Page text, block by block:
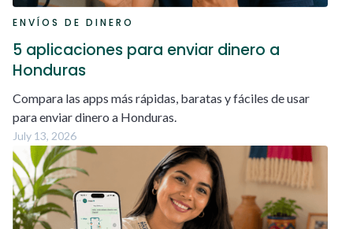
ENVÍOS DE DINERO
5 aplicaciones para enviar dinero a
Honduras
Compara las apps más rápidas, baratas y fáciles de usar
para enviar dinero a Honduras.
July 13, 2026